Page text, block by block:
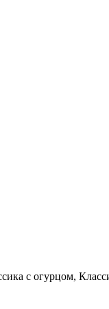
с огурцом,